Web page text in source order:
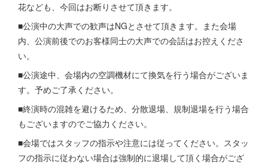
花なども、今回はお断りさせて頂きます。
■公演中の大声での歓声はNGとさせて頂きます。また会場
内、公演前後でのお客様同士の大声での会話はお控えくださ
い。
■公演途中、会場内の空調機材にて換気を行う場合がございま
す。予めご了承ください。
■終演時の混雑を避けるため、分散退場、規制退場を⾏う場合
もございますのでご協⼒ください。
■会場ではスタッフの指示や注意には従ってください。スタッ
フの指示に従わない場合は強制的に退場して頂く場合がござ